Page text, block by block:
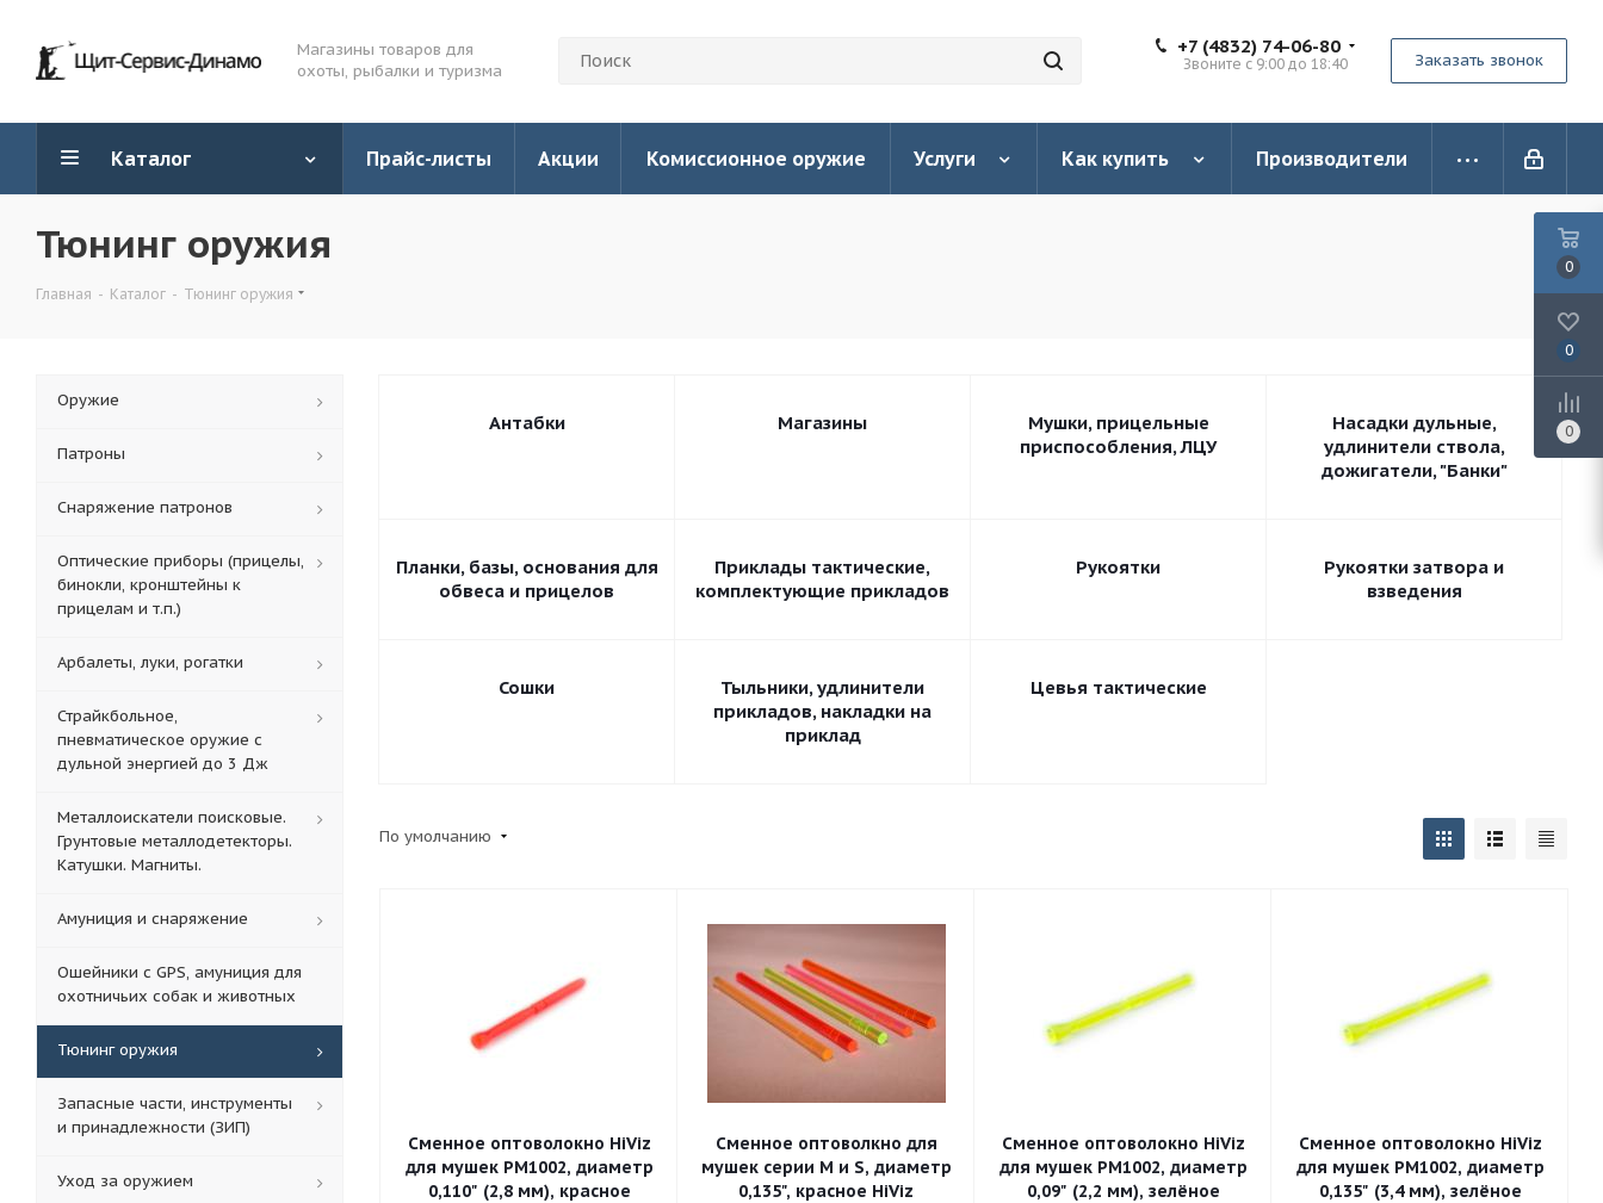
Магазины товаров для
охоты, рыбалки и туризма
+7 (4832) 74-06-80
Звоните с 9:00 до 18:40 Заказать звонок
Каталог Прайс-листы Акции Комиссионное оружие Услуги Как купить Производители
Тюнинг оружия
Главная - Каталог - Тюнинг оружия
Антабки Магазины
Мушки, прицельные
приспособления, ЛЦУ
Насадки дульные,
удлинители ствола,
дожигатели, "Банки"
Планки, базы, основания для
обвеса и прицелов
Приклады тактические,
комплектующие прикладов
Рукоятки
Рукоятки затвора и
взведения
Сошки
Тыльники, удлинители
прикладов, накладки на
приклад
Цевья тактические
По умолчанию
Cменное оптоволокно HiViz
для мушек PM1002, диаметр
0,110" (2,8 мм), красное
Сменное оптоволкно для
мушек серии M и S, диаметр
0,135", красное HiViz
Сменное оптоволокно HiViz
для мушек PM1002, диаметр
0,09" (2,2 мм), зелёное
Сменное оптоволокно HiViz
для мушек PM1002, диаметр
0,135" (3,4 мм), зелёное
Оружие
Патроны
Снаряжение патронов
Оптические приборы (прицелы,
бинокли, кронштейны к
прицелам и т.п.)
Арбалеты, луки, рогатки
Страйкбольное,
пневматическое оружие с
дульной энергией до 3 Дж
Металлоискатели поисковые.
Грунтовые металлодетекторы.
Катушки. Магниты.
Амуниция и снаряжение
Ошейники с GPS, амуниция для
охотничьих собак и животных
Тюнинг оружия
Запасные части, инструменты
и принадлежности (ЗИП)
Уход за оружием
0
0
0